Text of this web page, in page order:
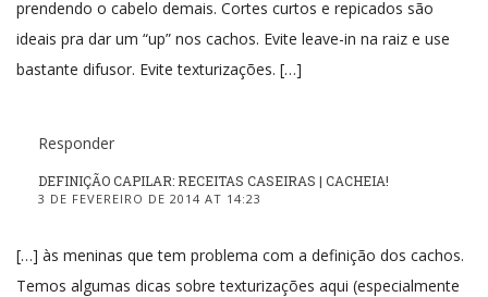
prendendo o cabelo demais. Cortes curtos e repicados são
ideais pra dar um “up” nos cachos. Evite leave-in na raiz e use
bastante difusor. Evite texturizações. […]
Responder
DEFINIÇÃO CAPILAR: RECEITAS CASEIRAS | CACHEIA!
3 DE FEVEREIRO DE 2014 AT 14:23
[…] às meninas que tem problema com a definição dos cachos.
Temos algumas dicas sobre texturizações aqui (especialmente